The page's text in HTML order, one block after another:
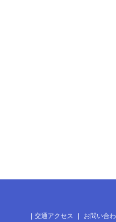
｜ 交通アクセス ｜ お問い合